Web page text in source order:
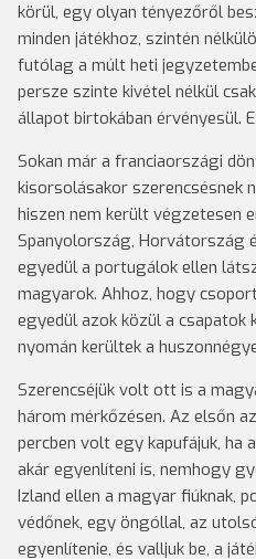
körül, egy olyan tényezőről
minden játékhoz, szintén
futólag a múlt heti
persze szinte kivétel nélkül
állapot birtokában érvényesül.
Sokan már a franciaországi
kisorsolásakor szerencsésnek
hiszen nem került végzetesen
Spanyolország, Horvátország
egyedül a portugálok ellen
magyarok. Ahhoz, hogy
egyedül azok közül a csapatok
nyomán kerültek a
Szerencséjük volt ott is a
három mérkőzésen. Az elsőn
percben volt egy kapufájuk, ha
akár egyenlíteni is, nemhogy
Izland ellen a magyar fiúknak,
védőnek, egy öngóllal, az
egyenlítenie, és valljuk be, a